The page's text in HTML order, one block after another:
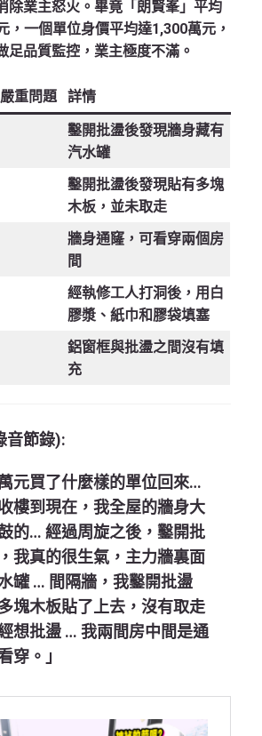
除業主怒火。畢竟「朗賢峯」平均
，一個單位身價平均達1,300萬元 ，
足品質監控，業主極度不滿。
重問題 詳情
鑿開批盪後發現牆身藏有
汽水罐
鑿開批盪後發現貼有多塊
木板，並未取走
牆身通窿，可看穿兩個房
間
經執修工人打洞後，用白
膠漿、紙巾和膠袋填塞
鋁窗框與批盪之間沒有填
充
音節錄):
元買了什麼樣的單位回來…
樓到現在，我全屋的牆身大
的… 經過周旋之後，鑿開批
我真的很生氣，主力牆裏面
罐 … 間隔牆，我鑿開批盪
塊木板貼了上去，沒有取走
想批盪 … 我兩間房中間是通
穿。」